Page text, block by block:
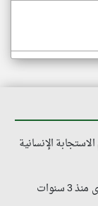
لدعم الاستجابة الإنسانية
سنوات